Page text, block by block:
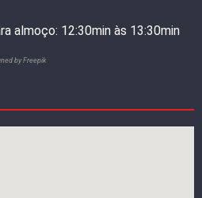
almoço: 12:30min às 13:30min
by Freepik